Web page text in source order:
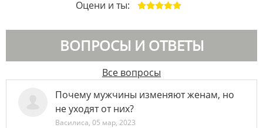
Оцени и ты:
ВОПРОСЫ И ОТВЕТЫ
Все вопросы
Почему мужчины изменяют женам, но
не уходят от них?
Василиса,05 мар, 2023